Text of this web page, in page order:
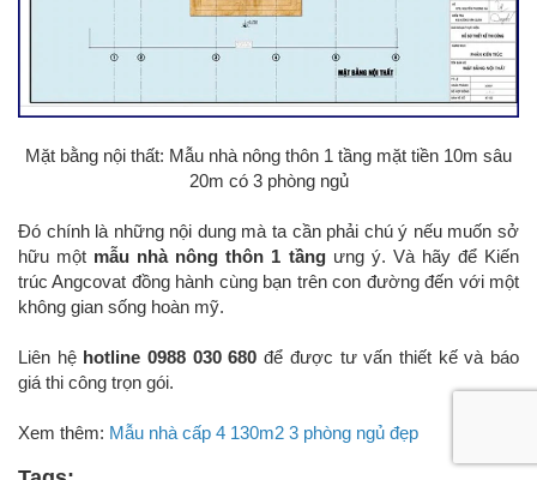
Mặt bằng nội thất: Mẫu nhà nông thôn 1 tầng mặt tiền 10m sâu
20m có 3 phòng ngủ
Đó chính là những nội dung mà ta cần phải chú ý nếu muốn sở
hữu một mẫu nhà nông thôn 1 tầngưng ý. Và hãy để Kiến
trúc Angcovat đồng hành cùng bạn trên con đường đến với một
không gian sống hoàn mỹ.
Liên hệ hotline 0988 030 680 để được tư vấn thiết kế và báo
giá thi công trọn gói.
Xem thêm: Mẫu nhà cấp 4 130m2 3 phòng ngủ đẹp